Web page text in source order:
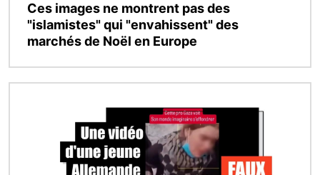
Ces images ne montrent pas des
"islamistes" qui "envahissent" des
marchés de Noël en Europe